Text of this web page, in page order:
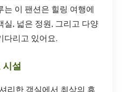
는 이 팬션은 힐링 여행에
실, 넓은 정원, 그리고 다양
다리고 있어요.
시설
리한 객실에서 최상의 휴